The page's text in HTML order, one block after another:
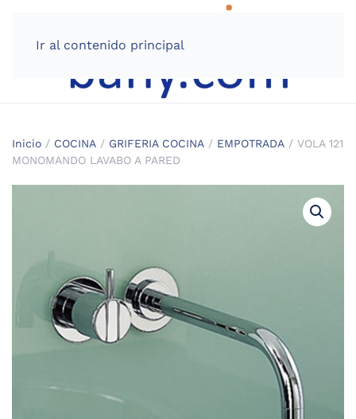
Ir al contenido principal
Inicio / COCINA / GRIFERIA COCINA / EMPOTRADA / VOLA 121
MONOMANDO LAVABO A PARED